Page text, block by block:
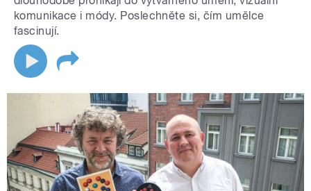
komunikace i módy. Poslechněte si, čím umělce
fascinují.